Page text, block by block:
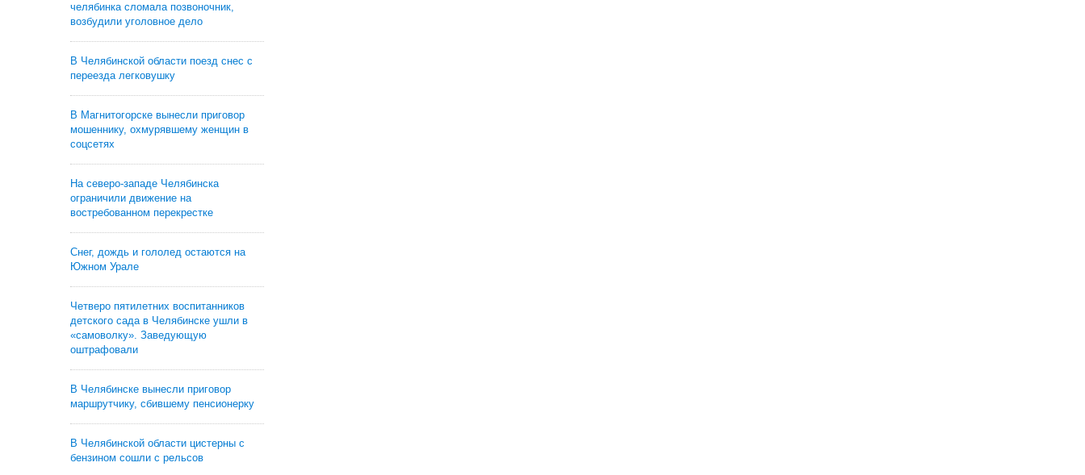
челябинка сломала позвоночник,
возбудили уголовное дело
В Челябинской области поезд снес с
переезда легковушку
В Магнитогорске вынесли приговор
мошеннику, охмурявшему женщин в
соцсетях
На северо-западе Челябинска
ограничили движение на
востребованном перекрестке
Снег, дождь и гололед остаются на
Южном Урале
Четверо пятилетних воспитанников
детского сада в Челябинске ушли в
«самоволку». Заведующую
оштрафовали
В Челябинске вынесли приговор
маршрутчику, сбившему пенсионерку
В Челябинской области цистерны с
бензином сошли с рельсов